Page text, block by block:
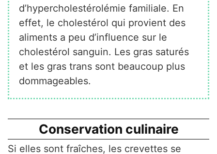
d’hypercholestérolémie familiale. En
effet, le cholestérol qui provient des
aliments a peu d’influence sur le
cholestérol sanguin. Les gras saturés
et les gras trans sont beaucoup plus
dommageables.
Conservation culinaire
Si elles sont fraîches, les crevettes se